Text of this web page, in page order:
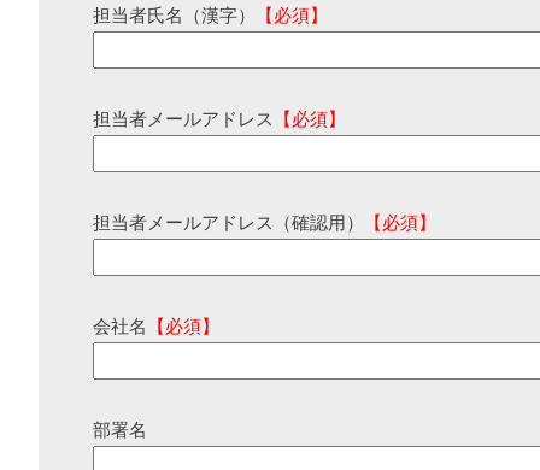
担当者氏名（漢字） 【必須】
担当者メールアドレス 【必須】
担当者メールアドレス（確認用） 【必須】
会社名 【必須】
部署名